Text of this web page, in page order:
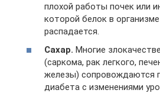
плохой работы почек или
которой белок в
распадается.
Сахар. Многие
(саркома, рак легкого,
железы) сопровождаются
диабета с изменениями